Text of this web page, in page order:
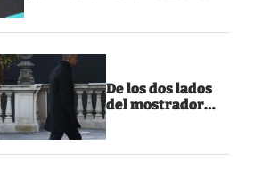
De los dos lados
del mostrador…